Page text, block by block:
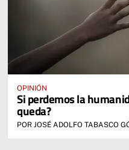
OPINIÓN
Si perdemos la
queda?
POR JOSÉ ADOLFO TABASCO